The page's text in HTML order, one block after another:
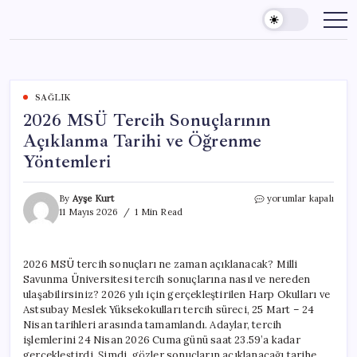
content
SAĞLIK
2026 MSÜ Tercih Sonuçlarının
Açıklanma Tarihi ve Öğrenme
Yöntemleri
By Ayşe Kurt
11 Mayıs 2026
1 Min Read
2026
Tarihi
ve
Öğrenme
Yöntemleri
için
yorumlar kapalı
2026 MSÜ tercih sonuçları ne zaman açıklanacak? Milli
Savunma Üniversitesi tercih sonuçlarına nasıl ve nereden
ulaşabilirsiniz? 2026 yılı için gerçekleştirilen Harp Okulları ve
Astsubay Meslek Yüksekokulları tercih süreci, 25 Mart – 24
Nisan tarihleri arasında tamamlandı. Adaylar, tercih
işlemlerini 24 Nisan 2026 Cuma günü saat 23.59’a kadar